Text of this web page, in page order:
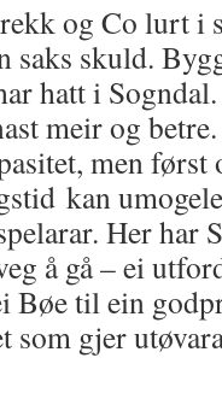
og Co lurt i
saks skuld.
hatt i
meir og
men
kan
Her har
å gå – ei
Bøe til ein
som gjer